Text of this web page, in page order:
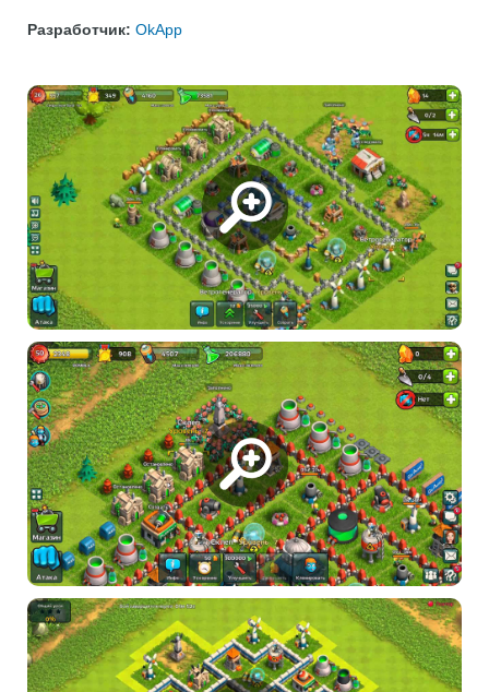
Разработчик: OkApp